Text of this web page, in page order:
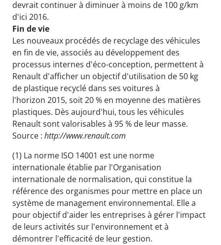
devrait continuer à diminuer à moins de 100 g/km
d'ici 2016.
Fin de vie
Les nouveaux procédés de recyclage des véhicules
en fin de vie, associés au développement des
processus internes d'éco-conception, permettent à
Renault d'afficher un objectif d'utilisation de 50 kg
de plastique recyclé dans ses voitures à
l'horizon 2015, soit 20 % en moyenne des matières
plastiques. Dès aujourd'hui, tous les véhicules
Renault sont valorisables à 95 % de leur masse.
Source : http://www.renault.com
(1) La norme ISO 14001 est une norme
internationale établie par l'Organisation
internationale de normalisation, qui constitue la
référence des organismes pour mettre en place un
système de management environnemental. Elle a
pour objectif d'aider les entreprises à gérer l'impact
de leurs activités sur l'environnement et à
démontrer l'efficacité de leur gestion.